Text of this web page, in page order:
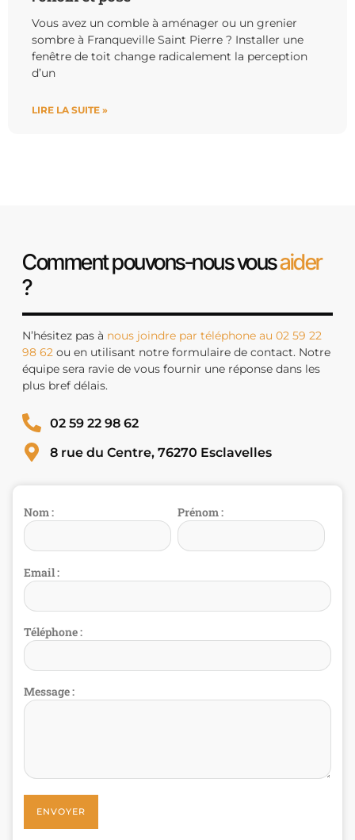
Vous avez un comble à aménager ou un grenier
sombre à Franqueville Saint Pierre ? Installer une
fenêtre de toit change radicalement la perception
d’un
LIRE LA SUITE »
Comment pouvons-nous vousaider
?
N’hésitez pas à nous joindre par téléphone au 02 59 22
98 62 ou en utilisant notre formulaire de contact. Notre
équipe sera ravie de vous fournir une réponse dans les
plus bref délais.
02 59 22 98 62
8 rue du Centre, 76270 Esclavelles
Nom : Prénom :
Email :
Téléphone :
Message :